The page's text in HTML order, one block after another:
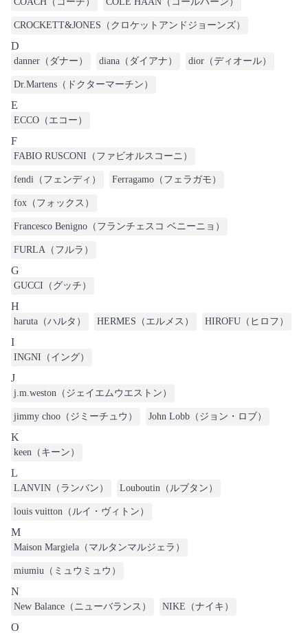
CROCKETT&JONES（クロケットアンドジョーンズ）
D
danner（ダナー） diana（ダイアナ） dior（ディオール）
Dr.Martens（ドクターマーチン）
E
ECCO（エコー）
F
FABIO RUSCONI（ファビオルスコーニ）
fendi（フェンディ） Ferragamo（フェラガモ）
fox（フォックス）
Francesco Benigno（フランチェスコ ベニーニョ）
FURLA（フルラ）
G
GUCCI（グッチ）
H
haruta（ハルタ） HERMES（エルメス） HIROFU（ヒロフ）
I
INGNI（イング）
J
j.m.weston（ジェイエムウエストン）
jimmy choo（ジミーチュウ） John Lobb（ジョン・ロブ）
K
keen（キーン）
L
LANVIN（ランバン） Louboutin（ルブタン）
louis vuitton（ルイ・ヴィトン）
M
Maison Margiela（マルタンマルジェラ）
miumiu（ミュウミュウ）
N
New Balance（ニューバランス） NIKE（ナイキ）
O